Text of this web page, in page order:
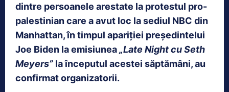
dintre persoanele arestate la protestul pro-
palestinian care a avut loc la sediul NBC din
Manhattan, în timpul apariției președintelui
Joe Biden la emisiunea„Late Night cu Seth
Meyers” la începutul acestei săptămâni, au
confirmat organizatorii.